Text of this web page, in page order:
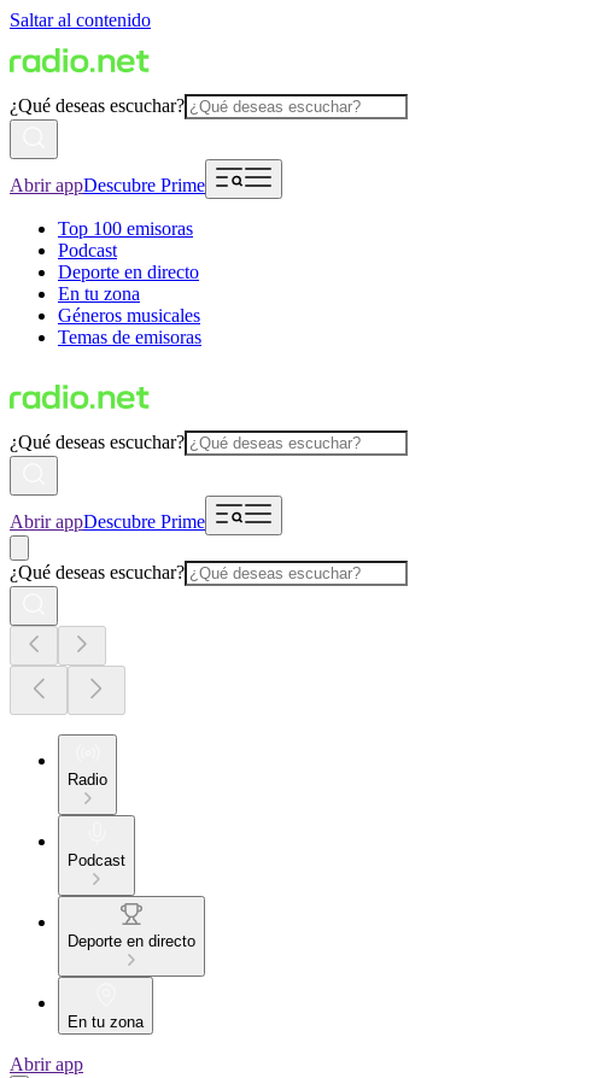
Saltar al contenido
¿Qué deseas escuchar?
Abrir appDescubre Prime
Top 100 emisoras
Podcast
Deporte en directo
En tu zona
Géneros musicales
Temas de emisoras
¿Qué deseas escuchar?
Abrir appDescubre Prime
¿Qué deseas escuchar?
Radio
Podcast
Deporte en directo
En tu zona
Abrir app